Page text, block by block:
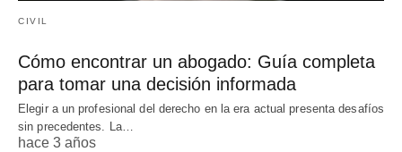
CIVIL
Cómo encontrar un abogado: Guía completa
para tomar una decisión informada
Elegir a un profesional del derecho en la era actual presenta desafíos
sin precedentes. La…
hace 3 años